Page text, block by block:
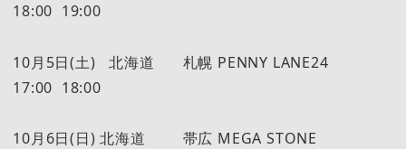
18:00 19:00
10月5日(土) 北海道 札幌 PENNY LANE24
17:00 18:00
10月6日(日) 北海道 帯広 MEGA STONE